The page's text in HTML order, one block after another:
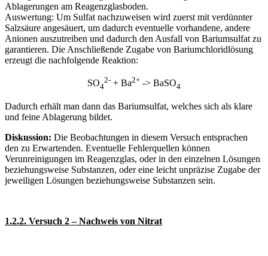
Ablagerungen am Reagenzglasboden.
Auswertung: Um Sulfat nachzuweisen wird zuerst mit verdünnter
Salzsäure angesäuert, um dadurch eventuelle vorhandene, andere
Anionen auszutreiben und dadurch den Ausfall von Bariumsulfat zu
garantieren. Die Anschließende Zugabe von Bariumchloridlösung
erzeugt die nachfolgende Reaktion:
SO4
2- + Ba2+ -> BaSO4
Dadurch erhält man dann das Bariumsulfat, welches sich als klare
und feine Ablagerung bildet.
Diskussion: Die Beobachtungen in diesem Versuch entsprachen
den zu Erwartenden. Eventuelle Fehlerquellen können
Verunreinigungen im Reagenzglas, oder in den einzelnen Lösungen
beziehungsweise Substanzen, oder eine leicht unpräzise Zugabe der
jeweiligen Lösungen beziehungsweise Substanzen sein.
1.2.2. Versuch 2 – Nachweis von Nitrat